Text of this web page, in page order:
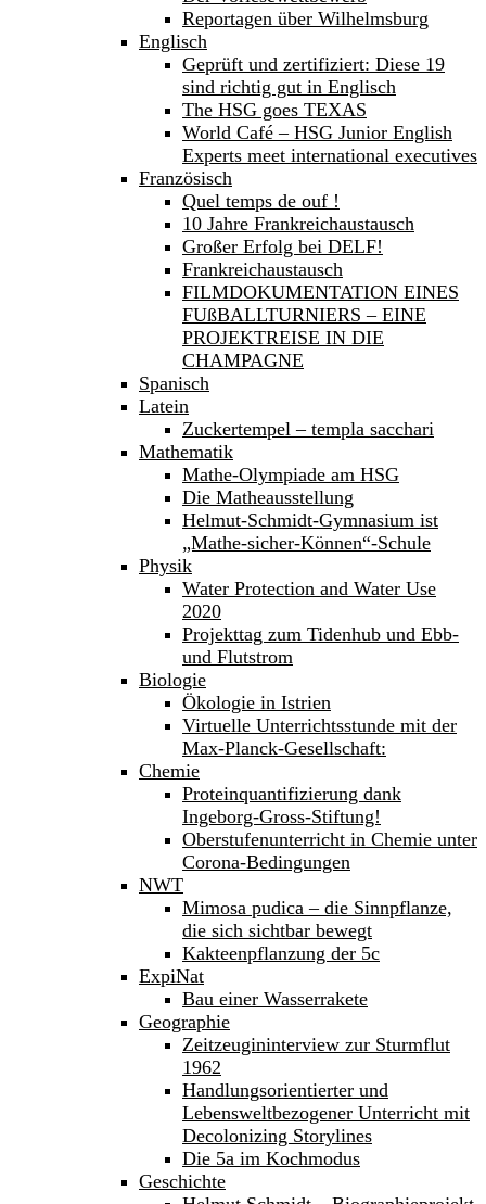
Reportagen über Wilhelmsburg
Englisch
Geprüft und zertifiziert: Diese 19
sind richtig gut in Englisch
The HSG goes TEXAS
World Café – HSG Junior English
Experts meet international executives
Französisch
Quel temps de ouf !
10 Jahre Frankreichaustausch
Großer Erfolg bei DELF!
Frankreichaustausch
FILMDOKUMENTATION EINES
FUßBALLTURNIERS – EINE
PROJEKTREISE IN DIE
CHAMPAGNE
Spanisch
Latein
Zuckertempel – templa sacchari
Mathematik
Mathe-Olympiade am HSG
Die Matheausstellung
Helmut-Schmidt-Gymnasium ist
„Mathe-sicher-Können“-Schule
Physik
Water Protection and Water Use
2020
Projekttag zum Tidenhub und Ebb-
und Flutstrom
Biologie
Ökologie in Istrien
Virtuelle Unterrichtsstunde mit der
Max-Planck-Gesellschaft:
Chemie
Proteinquantifizierung dank
Ingeborg-Gross-Stiftung!
Oberstufenunterricht in Chemie unter
Corona-Bedingungen
NWT
Mimosa pudica – die Sinnpflanze,
die sich sichtbar bewegt
Kakteenpflanzung der 5c
ExpiNat
Bau einer Wasserrakete
Geographie
Zeitzeugininterview zur Sturmflut
1962
Handlungsorientierter und
Lebensweltbezogener Unterricht mit
Decolonizing Storylines
Die 5a im Kochmodus
Geschichte